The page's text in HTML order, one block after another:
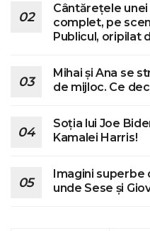
Cântărețele
complet, pe
Publicul, oripilat
Mihai și Ana se
de mijloc. Ce
Soția lui Joe
Kamalei Harris!
Imagini superbe
unde Sese și